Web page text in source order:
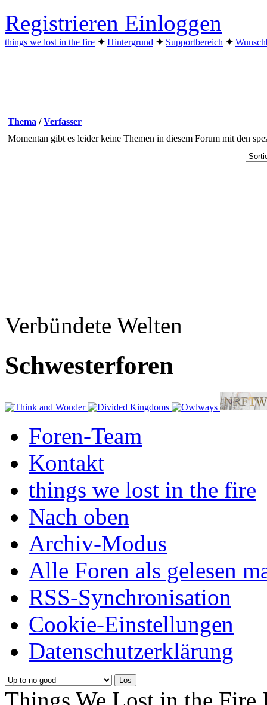
Registrieren Einloggen
things we lost in the fire ✦︎ Hintergrund ✦︎ Supportbereich ✦︎
Thema /Verfasser
Momentan gibt es leider keine Themen in diesem Forum mit den
Verbündete Welten
Schwesterforen
Foren-Team
Kontakt
things we lost in the fire
Nach oben
Archiv-Modus
Alle Foren als gelesen
RSS-Synchronisation
Cookie-Einstellungen
Datenschutzerklärung
Things We Lost in the Fire